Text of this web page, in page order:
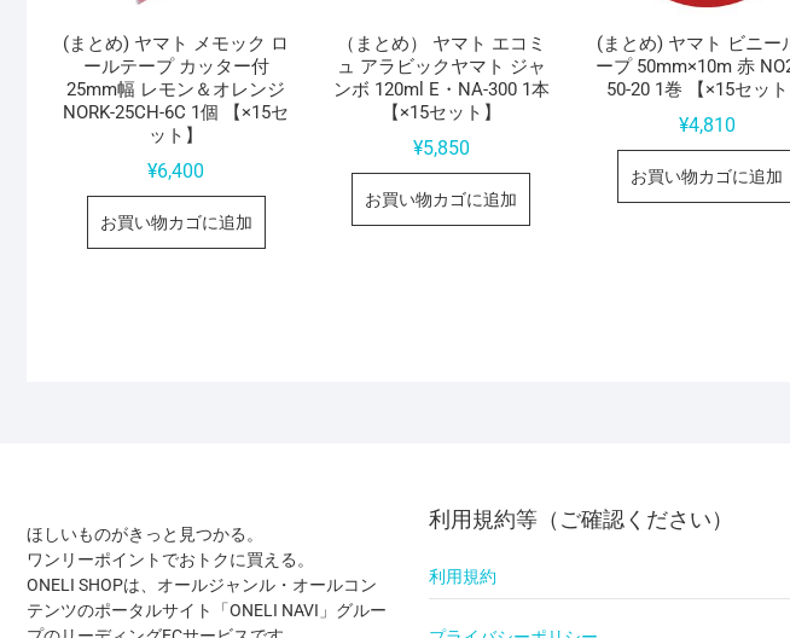
(まとめ) ヤマト メモック ロ
ールテープ カッター付
25mm幅 レモン＆オレンジ
NORK-25CH-6C 1個 【×15セ
ット】
¥6,400
お買い物カゴに追加
（まとめ） ヤマト エコミ
ュ アラビックヤマト ジャ
ンボ 120ml E・NA-300 1本
【×15セット】
¥5,850
お買い物カゴに追加
(まとめ) ヤマト ビニー
ープ 50mm×10m 赤
50-20 1巻 【×15セット
¥4,810
お買い物カゴに追加
ほしいものがきっと見つかる。
ワンリーポイントでおトクに買える。
ONELI SHOPは、オールジャンル・オールコン
テンツのポータルサイト「ONELI NAVI」グルー
利用規約等（ご確認ください）
利用規約